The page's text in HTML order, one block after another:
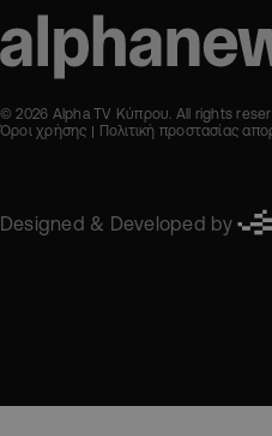
© 2026 Alpha TV Κύπρου. All rights
Όροι χρήσης
Πολιτική προστασίας
Designed & Developed by